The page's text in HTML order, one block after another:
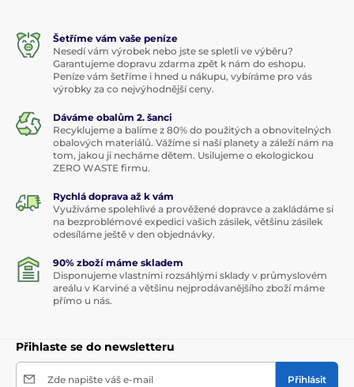
Šetříme vám vaše peníze
Nesedí vám výrobek nebo jste se spletli ve výběru?
Garantujeme dopravu zdarma zpět k nám do eshopu.
Peníze vám šetříme i hned u nákupu, vybíráme pro vás
výrobky za co nejvýhodnější ceny.
Dáváme obalům 2. šanci
Recyklujeme a balíme z 80% do použitých a obnovitelných
obalových materiálů. Vážíme si naší planety a záleží nám na
tom, jakou ji necháme dětem. Usilujeme o ekologickou
ZERO WASTE firmu.
Rychlá doprava až k vám
Využíváme spolehlivé a prověžené dopravce a zakládáme si
na bezproblémové expedici vašich zásilek, většinu zásilek
odesíláme ještě v den objednávky.
90% zboží máme skladem
Disponujeme vlastními rozsáhlými sklady v průmyslovém
areálu v Karviné a většinu nejprodávanějšího zboží máme
přímo u nás.
Přihlaste se do newsletteru
Zde napište váš e-mail Přihlásit